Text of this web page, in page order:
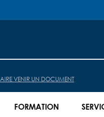
VENIR UN DOCUMENT
FORMATION